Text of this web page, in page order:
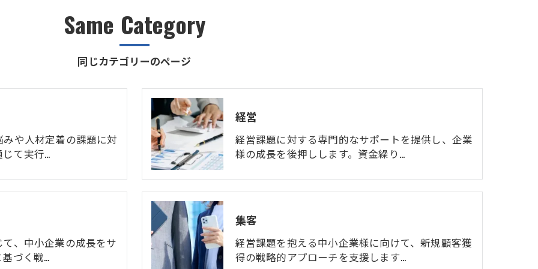
同じカテゴリーのページ
Same Category
や人材定着の課題に対
て実行…
経営
経営課題に対する専門的なサポートを提供し、企業
様の成長を後押しします。資金繰り…
、中小企業の成長をサ
づく戦…
集客
経営課題を抱える中小企業様に向けて、新規顧客獲
得の戦略的アプローチを支援します…